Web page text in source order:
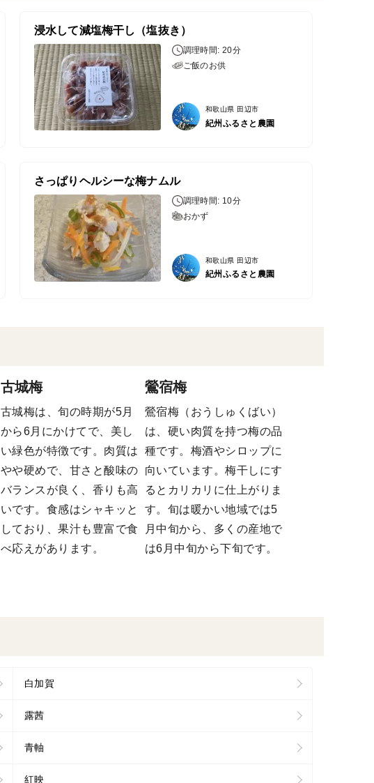
浸水して減塩梅干し（塩抜き）
調理時間: 20分
ご飯のお供
和歌山県 田辺市
紀州ふるさと農園
さっぱりヘルシーな梅ナムル
調理時間: 10分
おかず
和歌山県 田辺市
紀州ふるさと農園
古城梅
古城梅は、旬の時期が5月
から6月にかけてで、美し
い緑色が特徴です。肉質は
やや硬めで、甘さと酸味の
バランスが良く、香りも高
いです。食感はシャキッと
しており、果汁も豊富で食
べ応えがあります。
鶯宿梅
鶯宿梅（おうしゅくばい）
は、硬い肉質を持つ梅の品
種です。梅酒やシロップに
向いています。梅干しにす
るとカリカリに仕上がりま
す。旬は暖かい地域では5
月中旬から、多くの産地で
は6月中旬から下旬です。
白加賀
露茜
青軸
紅映